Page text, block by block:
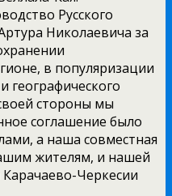
Русского
Николаевича за
в популяризации
географического
стороны мы
соглашение было
а наша совместная
жителям, и нашей
Карачаево-Черкесии